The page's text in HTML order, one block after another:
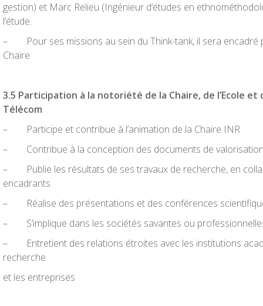
gestion) et Marc Relieu (Ingénieur d’études en
l’étude.
– Pour ses missions au sein du Think-tank, il sera encadré
Chaire
3.5 Participation à la notoriété de la Chaire, de l’Ecole et
Télécom
– Participe et contribue à l’animation de la Chaire INR
– Contribue à la conception des documents de
– Publie les résultats de ses travaux de recherche, en
encadrants
– Réalise des présentations et des conférences
– S’implique dans les sociétés savantes ou
– Entretient des relations étroites avec les institutions
recherche
et les entreprises